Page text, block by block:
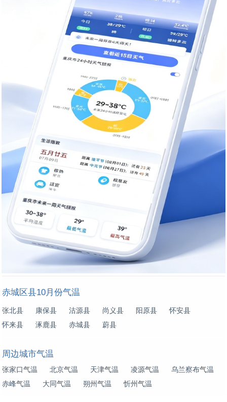
赤城区县10月份气温
张北县 康保县 沽源县 尚义县 阳原县
怀安县
怀来县
涿鹿县 赤城县 蔚县
周边城市气温
张家口气温 北京气温 天津气温 凌源气温
乌兰察布气温
赤峰气温
大同气温 朔州气温 忻州气温